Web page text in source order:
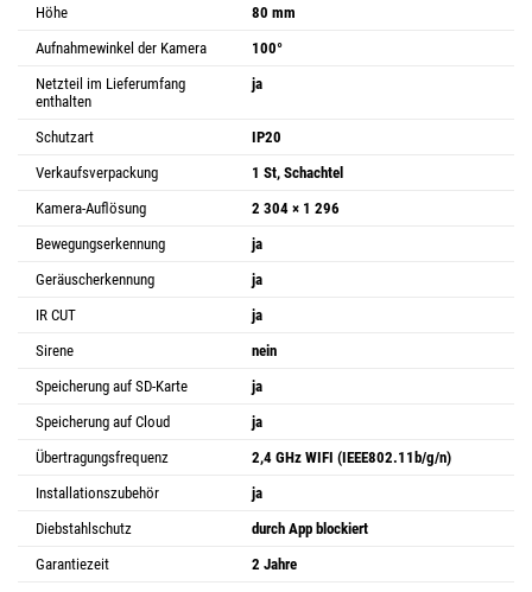
Höhe
80 mm
Aufnahmewinkel der Kamera
100°
Netzteil im Lieferumfang
enthalten
ja
Schutzart
IP20
Verkaufsverpackung
1 St, Schachtel
Kamera-Auflösung
2 304 × 1 296
Bewegungserkennung
ja
Geräuscherkennung
ja
IR CUT
ja
Sirene
nein
Speicherung auf SD-Karte
ja
Speicherung auf Cloud
ja
Übertragungsfrequenz
2,4 GHz WIFI (IEEE802.11b/g/n)
Installationszubehör
ja
Diebstahlschutz
durch App blockiert
Garantiezeit
2 Jahre